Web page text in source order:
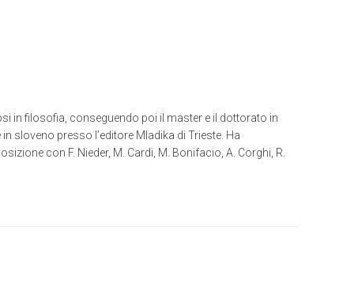
in filosofia, conseguendo poi il master e il dottorato in
sloveno presso l’editore Mladika di Trieste. Ha
con F. Nieder, M. Cardi, M. Bonifacio, A. Corghi, R.